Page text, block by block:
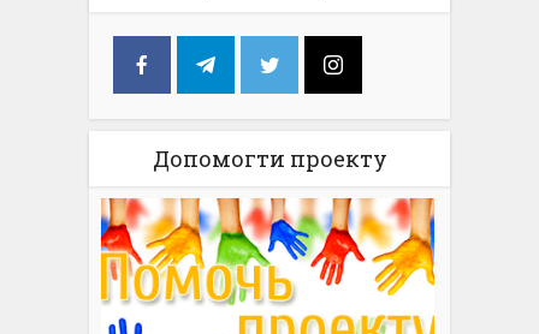
Допомогти проекту